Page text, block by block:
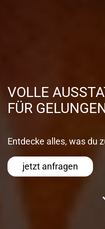
VOLLE
FÜR
Entdecke alles, was du
jetzt anfragen